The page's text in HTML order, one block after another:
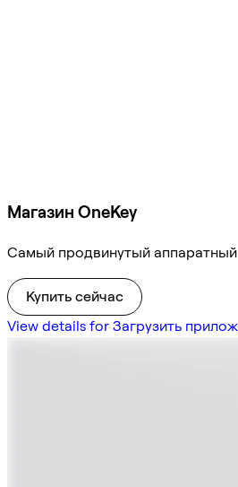
Магазин OneKey
Самый продвинутый
Купить сейчас
View details for Загрузить